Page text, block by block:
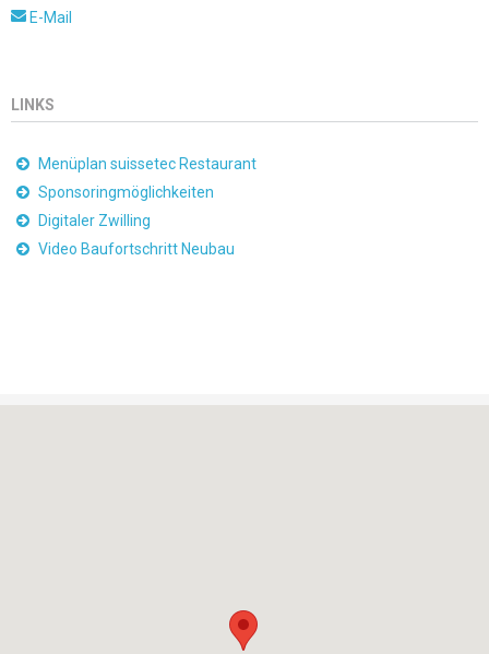
E-Mail
LINKS
Menüplan suissetec Restaurant
Sponsoringmöglichkeiten
Digitaler Zwilling
Video Baufortschritt Neubau